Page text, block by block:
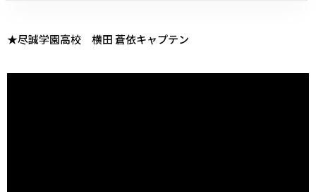
★尽誠学園高校 横田 蒼依キャプテン